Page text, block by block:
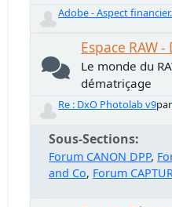
Adobe - Aspect
Espace RAW
Le monde du
dématriçage
Re : DxO Photolab v9par
Sous-Sections
Forum CANON DPP
and Co Forum